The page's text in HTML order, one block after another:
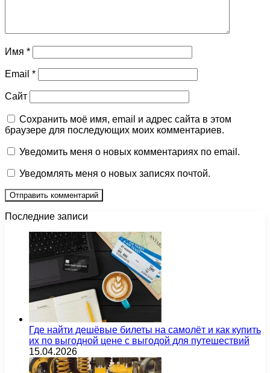
Имя *
Email *
Сайт
Сохранить моё имя, email и адрес сайта в этом
браузере для последующих моих комментариев.
Уведомить меня о новых комментариях по email.
Уведомлять меня о новых записях почтой.
Последние записи
Где найти дешёвые билеты на самолёт и как купить
их по выгодной цене с выгодой для путешествий
15.04.2026